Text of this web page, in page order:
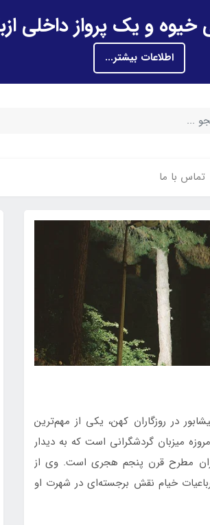
اطلاعات بیشتر...
تماس با ما
در روزگاران کهن، یکی از مهم‌ترین
میزبان گردشگرانی است که به دیدار
مطرح قرن پنجم هجری است. وی از
خیام نقش برجسته‌ای در شهرت او